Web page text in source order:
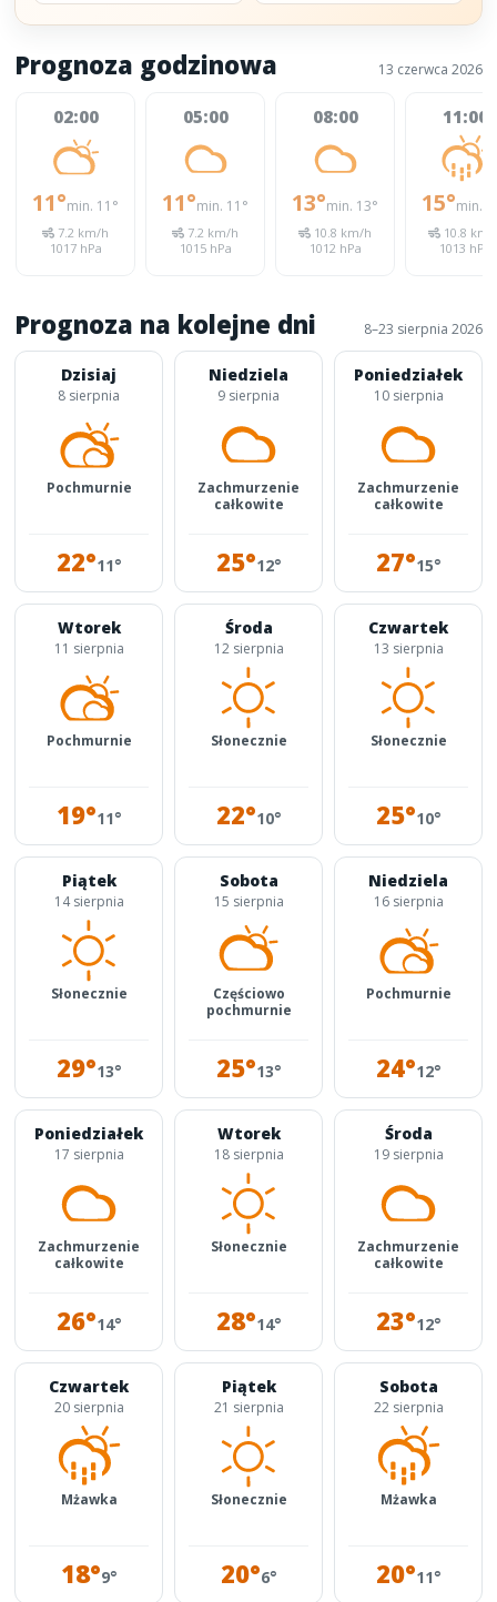
Prognoza godzinowa 13 czerwca 2026
02:00
11°min. 11°
7.2 km/h
1017 hPa
05:00
11°min. 11°
7.2 km/h
1015 hPa
08:00
13°min. 13°
10.8 km/h
1012 hPa
11:00
15°min.
10.8 km/
1013 hPa
Prognoza na kolejne dni 8–23 sierpnia 2026
Dzisiaj
8 sierpnia
Pochmurnie
22°11°
Niedziela
9 sierpnia
Zachmurzenie
całkowite
25°12°
Poniedziałek
10 sierpnia
Zachmurzenie
całkowite
27°15°
Wtorek
11 sierpnia
Pochmurnie
19°11°
Środa
12 sierpnia
Słonecznie
22°10°
Czwartek
13 sierpnia
Słonecznie
25°10°
Piątek
14 sierpnia
Słonecznie
29°13°
Sobota
15 sierpnia
Częściowo
pochmurnie
25°13°
Niedziela
16 sierpnia
Pochmurnie
24°12°
Poniedziałek
17 sierpnia
Zachmurzenie
całkowite
26°14°
Wtorek
18 sierpnia
Słonecznie
28°14°
Środa
19 sierpnia
Zachmurzenie
całkowite
23°12°
Czwartek
20 sierpnia
Mżawka
18°9°
Piątek
21 sierpnia
Słonecznie
20°6°
Sobota
22 sierpnia
Mżawka
20°11°